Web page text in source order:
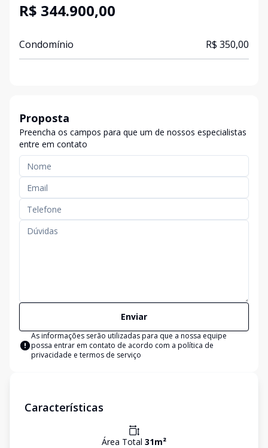
R$ 344.900,00
Condomínio R$ 350,00
Proposta
Preencha os campos para que um de nossos especialistas
entre em contato
Enviar
As informações serão utilizadas para que a nossa equipe
possa entrar em contato de acordo com a política de
privacidade e termos de serviço
Características
Área Total 31m²